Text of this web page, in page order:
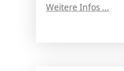
Weitere Infos …